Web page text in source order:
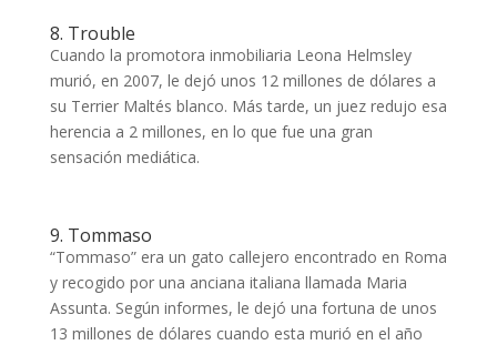
8. Trouble
Cuando la promotora inmobiliaria Leona Helmsley
murió, en 2007, le dejó unos 12 millones de dólares a
su Terrier Maltés blanco. Más tarde, un juez redujo esa
herencia a 2 millones, en lo que fue una gran
sensación mediática.
9. Tommaso
“Tommaso” era un gato callejero encontrado en Roma
y recogido por una anciana italiana llamada Maria
Assunta. Según informes, le dejó una fortuna de unos
13 millones de dólares cuando esta murió en el año